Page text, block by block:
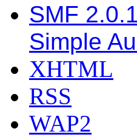
SMF
Simple
XHTML
RSS
WAP2